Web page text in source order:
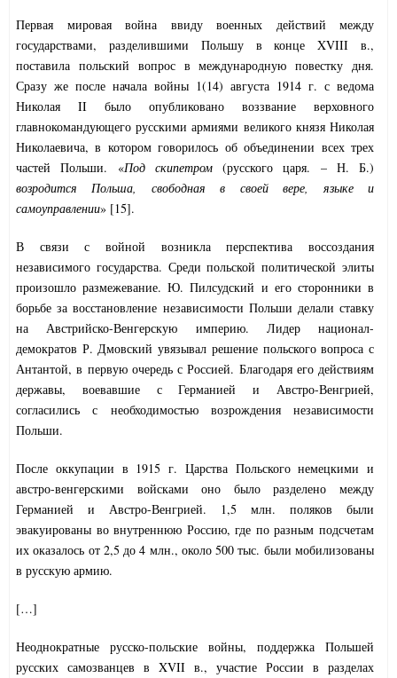
Первая мировая война ввиду военных действий между
государствами, разделившими Польшу в конце XVIII в.,
поставила польский вопрос в международную повестку дня.
Сразу же после начала войны 1(14) августа 1914 г. с ведома
Николая II было опубликовано воззвание верховного
главнокомандующего русскими армиями великого князя Николая
Николаевича, в котором говорилось об объединении всех трех
частей Польши. «Под скипетром(русского царя. – Н. Б.)
возродится Польша, свободная в своей вере, языке и
самоуправлении» [15].
В связи с войной возникла перспектива воссоздания
независимого государства. Среди польской политической элиты
произошло размежевание. Ю. Пилсудский и его сторонники в
борьбе за восстановление независимости Польши делали ставку
на Австрийско-Венгерскую империю. Лидер национал-
демократов Р. Дмовский увязывал решение польского вопроса с
Антантой, в первую очередь с Россией. Благодаря его действиям
державы, воевавшие с Германией и Австро-Венгрией,
согласились с необходимостью возрождения независимости
Польши.
После оккупации в 1915 г. Царства Польского немецкими и
австро-венгерскими войсками оно было разделено между
Германией и Австро-Венгрией. 1,5 млн. поляков были
эвакуированы во внутреннюю Россию, где по разным подсчетам
их оказалось от 2,5 до 4 млн., около 500 тыс. были мобилизованы
в русскую армию.
[…]
Неоднократные русско-польские войны, поддержка Польшей
русских самозванцев в XVII в., участие России в разделах